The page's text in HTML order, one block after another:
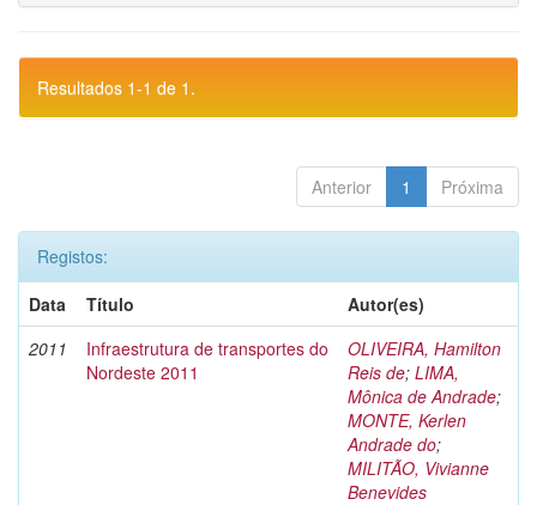
Resultados 1-1 de 1.
Anterior 1 Próxima
Registos:
Data
Título
Autor(es)
2011
Infraestrutura de transportes do
Nordeste 2011
OLIVEIRA, Hamilton
Reis de; LIMA,
Mônica de Andrade;
MONTE, Kerlen
Andrade do;
MILITÃO, Vivianne
Benevides